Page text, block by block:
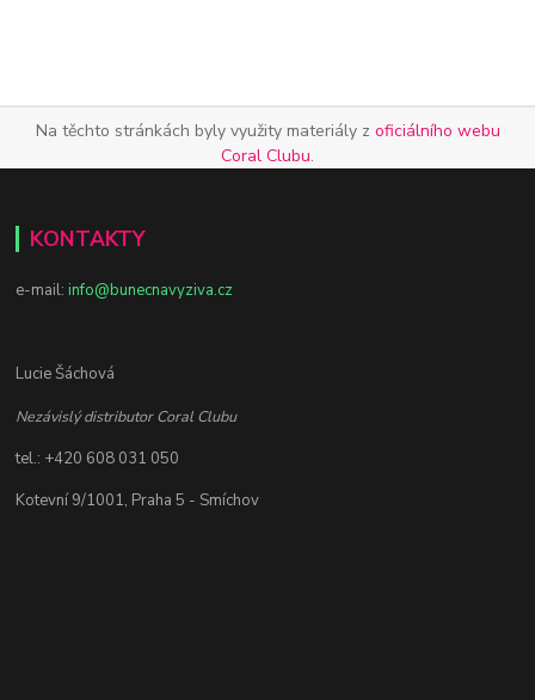
Na těchto stránkách byly využity materiály z oficiálního webu
Coral Clubu.
KONTAKTY
e-mail:info@bunecnavyziva.cz
Lucie Šáchová
Nezávislý distributor Coral Clubu
tel.: +420 608 031 050
Kotevní 9/1001, Praha 5 - Smíchov